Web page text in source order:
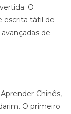
O
escrita tátil de
de
Chinês,
O primeiro